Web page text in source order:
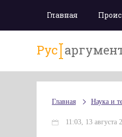
Главная
Рус
Главная Наука и
11:03, 13